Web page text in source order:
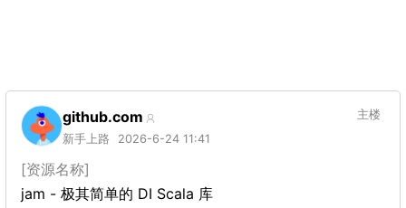
github.com
新手上路 2026-6-24 11:41
主楼
[资源名称]
jam - 极其简单的 DI Scala 库